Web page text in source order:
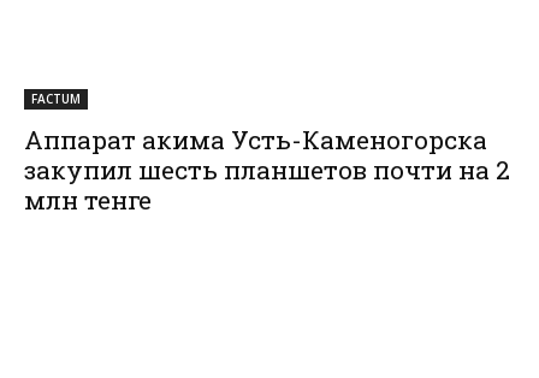
FACTUM
Аппарат акима Усть-Каменогорска
закупил шесть планшетов почти на 2
млн тенге